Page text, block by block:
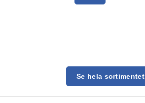
Se hela sortimentet